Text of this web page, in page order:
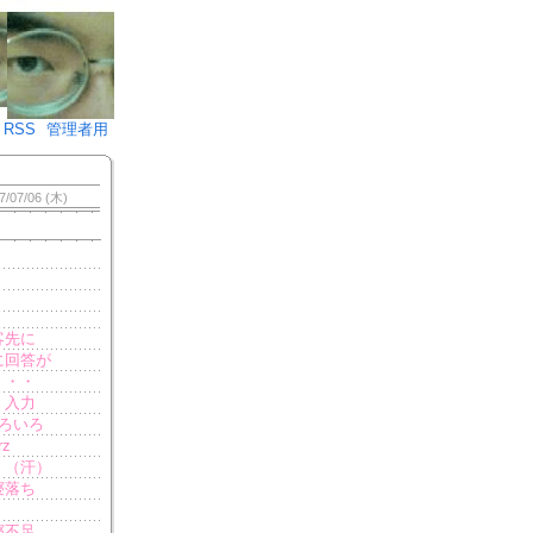
♪)÷2
RSS 管理者用
07/06 (木)
先に
回答が
・
力
いろ
汗）
落ち